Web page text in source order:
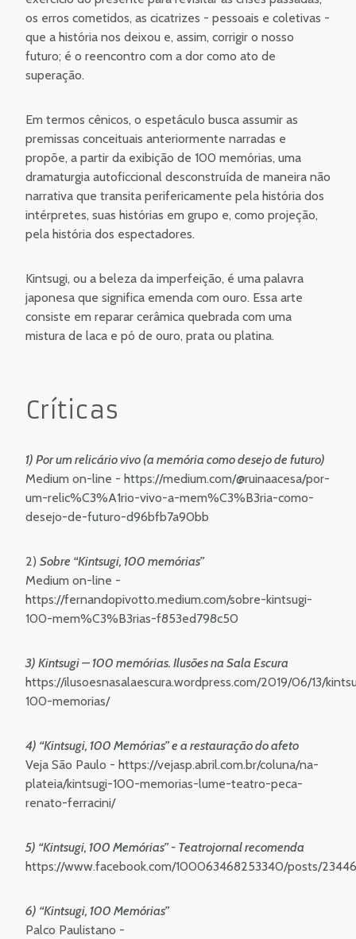
os erros cometidos, as cicatrizes - pessoais e coletivas -
que a história nos deixou e, assim, corrigir o nosso
futuro; é o reencontro com a dor como ato de
superação.
Em termos cênicos, o espetáculo busca assumir as
premissas conceituais anteriormente narradas e
propõe, a partir da exibição de 100 memórias, uma
dramaturgia autoficcional desconstruída de maneira não
narrativa que transita perifericamente pela história dos
intérpretes, suas histórias em grupo e, como projeção,
pela história dos espectadores.
Kintsugi, ou a beleza da imperfeição, é uma palavra
japonesa que significa emenda com ouro. Essa arte
consiste em reparar cerâmica quebrada com uma
mistura de laca e pó de ouro, prata ou platina.
Críticas
1) Por um relicário vivo (a memória como desejo de futuro)
Medium on-line - https://medium.com/@ruinaacesa/por-
um-relic%C3%A1rio-vivo-a-mem%C3%B3ria-como-
desejo-de-futuro-d96bfb7a90bb
2) Sobre “Kintsugi, 100 memórias”
Medium on-line -
https://fernandopivotto.medium.com/sobre-kintsugi-
100-mem%C3%B3rias-f853ed798c50
3) Kintsugi – 100 memórias. Ilusões na Sala Escura
https://ilusoesnasalaescura.wordpress.com/2019/06/13/
100-memorias/
4) “Kintsugi, 100 Memórias” e a restauração do afeto
Veja São Paulo - https://vejasp.abril.com.br/coluna/na-
plateia/kintsugi-100-memorias-lume-teatro-peca-
renato-ferracini/
5) “Kintsugi, 100 Memórias” - Teatrojornal recomenda
https://www.facebook.com/100063468253340/posts/
6) “Kintsugi, 100 Memórias”
Palco Paulistano -